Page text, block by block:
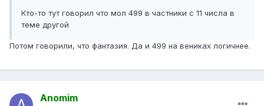
Кто-то тут говорил что мол 499 в частники с 11 числа в
теме другой
Потом говорили, что фантазия. Да и 499 на вениках логичнее.
Anomim